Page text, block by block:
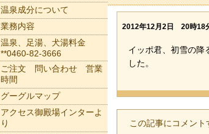
2012年12月2日 20時18
イッポ君、初雪の降
した。
この記事にコメント
温泉成分について
業務内容
温泉、足湯、犬湯料金
**0460-82-3666
ご注文 問い合わせ 営業
時間
グーグルマップ
アクセス御殿場インターよ
り